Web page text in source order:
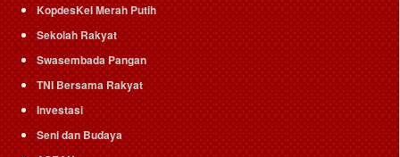
KopdesKel Merah Putih
Sekolah Rakyat
Swasembada Pangan
TNI Bersama Rakyat
Investasi
Seni dan Budaya